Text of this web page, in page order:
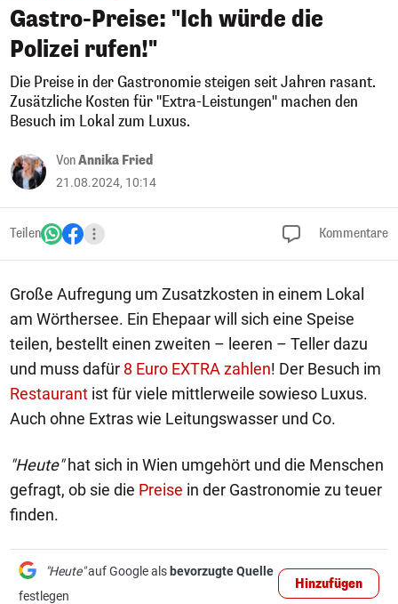
Gastro-Preise: "Ich würde die
Polizei rufen!"
Die Preise in der Gastronomie steigen seit Jahren rasant.
Zusätzliche Kosten für "Extra-Leistungen" machen den
Besuch im Lokal zum Luxus.
VonAnnika Fried
21.08.2024, 10:14
Teilen Kommentare
Große Aufregung um Zusatzkosten in einem Lokal
am Wörthersee. Ein Ehepaar will sich eine Speise
teilen, bestellt einen zweiten – leeren – Teller dazu
und muss dafür 8 Euro EXTRA zahlen! Der Besuch im
Restaurant ist für viele mittlerweile sowieso Luxus.
Auch ohne Extras wie Leitungswasser und Co.
"Heute"hat sich in Wien umgehört und die Menschen
gefragt, ob sie die Preise in der Gastronomie zu teuer
finden.
"Heute"auf Google als bevorzugte Quelle
festlegen
Hinzufügen